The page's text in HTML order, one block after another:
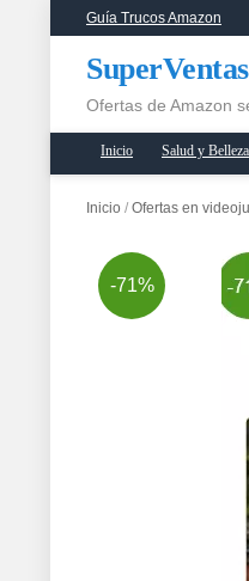
Guía Trucos Amazon
Ofertas de Amazon
Inicio Salud y Belleza
Inicio / Ofertas en
-71%